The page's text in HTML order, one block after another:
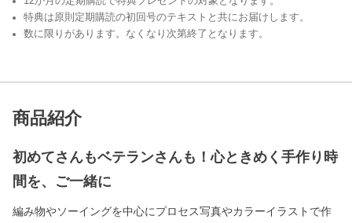
特典は原則定期購読の初回号のテキストと共にお届けします。
数に限りがあります。なくなり次第終了となります。
商品紹介
初めてさんもベテランさんも！心ときめく手作り時
間を、ご一緒に
編み物やソーイングを中心にプロセス写真やカラーイラストで作